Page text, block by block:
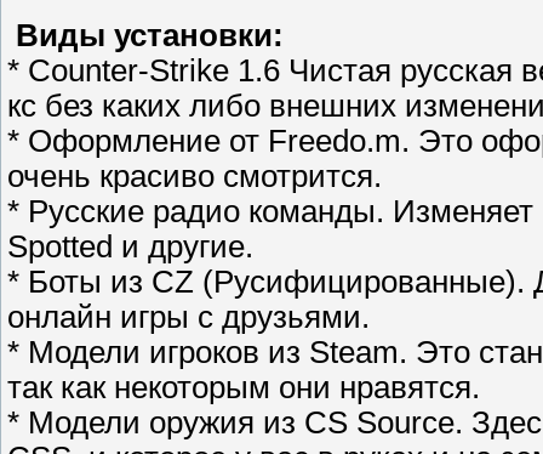
Виды установки:
* Counter-Strike 1.6 Чистая русская
кс без каких либо внешних
* Оформление от Freedo.m. Это
очень красиво смотрится.
* Русские радио команды.
Spotted и другие.
* Боты из CZ (Русифицированные).
онлайн игры с друзьями.
* Модели игроков из Steam. Это
так как некоторым они нравятся.
* Модели оружия из CS Source.